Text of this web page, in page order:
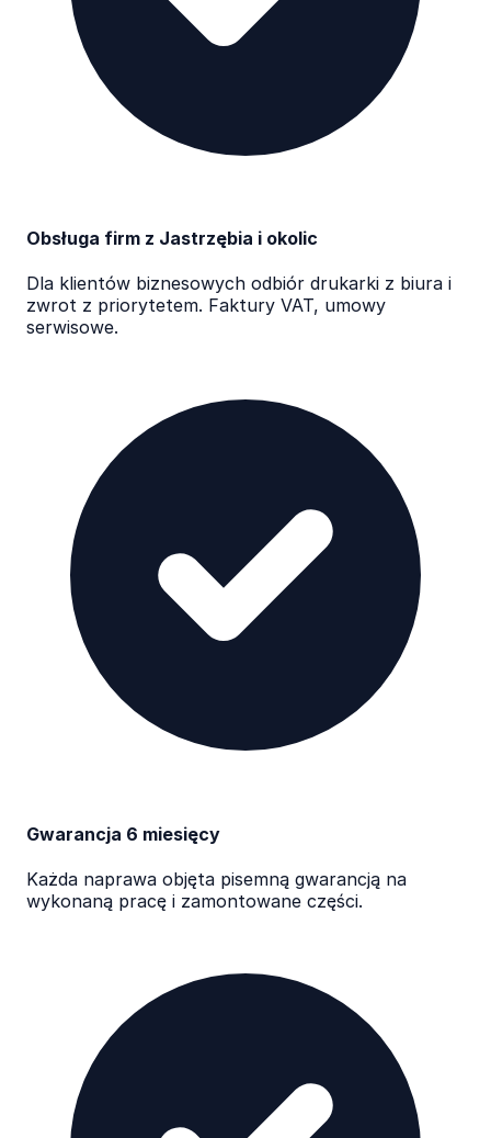
Obsługa firm z Jastrzębia i okolic
Dla klientów biznesowych odbiór drukarki z biura i
zwrot z priorytetem. Faktury VAT, umowy
serwisowe.
Gwarancja 6 miesięcy
Każda naprawa objęta pisemną gwarancją na
wykonaną pracę i zamontowane części.